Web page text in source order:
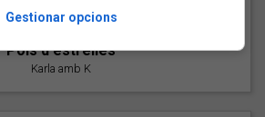
"Pols d'estrelles"
Karla amb K
Gestionar opcions